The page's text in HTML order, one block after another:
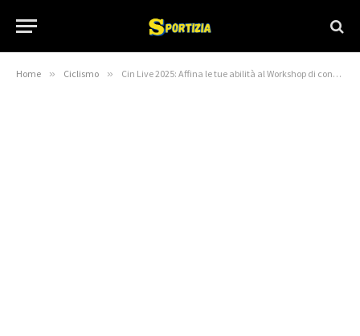
Home » Ciclismo » Cin Live 2025: Affina le tue abilità al Workshop di consigli di vendita in bici da pavimento